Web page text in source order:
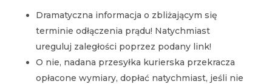
Dramatyczna informacja o zbliżającym się
terminie odłączenia prądu! Natychmiast
ureguluj zaległości poprzez podany link!
O nie, nadana przesyłka kurierska przekracza
opłacone wymiary, dopłać natychmiast, jeśli nie